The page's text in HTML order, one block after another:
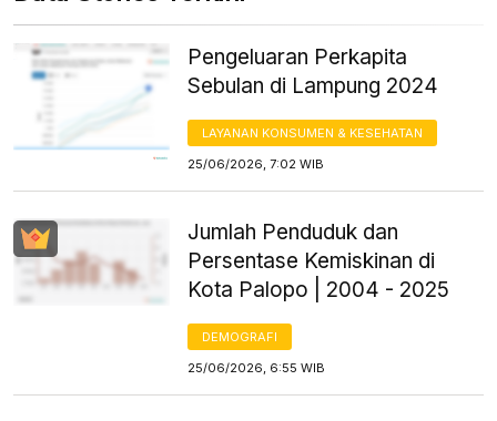
Pengeluaran Perkapita
Sebulan di Lampung 2024
LAYANAN KONSUMEN & KESEHATAN
25/06/2026, 7:02 WIB
Jumlah Penduduk dan
Persentase Kemiskinan di
Kota Palopo | 2004 - 2025
DEMOGRAFI
25/06/2026, 6:55 WIB